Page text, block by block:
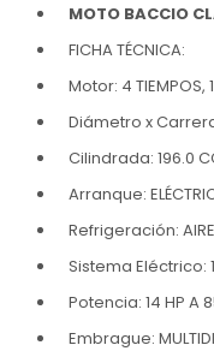
MOTO BACCIO
FICHA TÉCNICA:
Motor: 4 TIEMPOS,
Diámetro x
Cilindrada: 196.0
Arranque:
Refrigeración: AIRE
Sistema Eléctrico:
Potencia: 14 HP A
Embrague: